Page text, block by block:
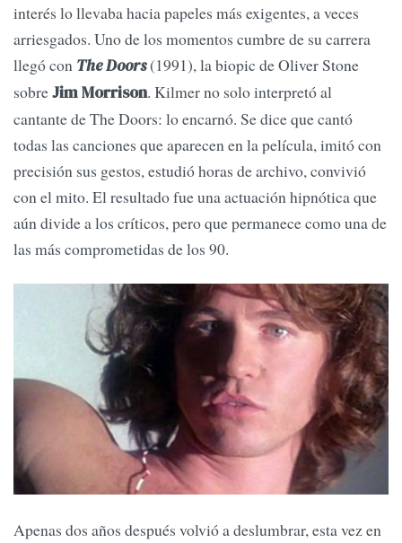
interés lo llevaba hacia papeles más exigentes, a veces
arriesgados. Uno de los momentos cumbre de su carrera
llegó con The Doors(1991), la biopic de Oliver Stone
sobreJim Morrison. Kilmer no solo interpretó al
cantante de The Doors: lo encarnó. Se dice que cantó
todas las canciones que aparecen en la película, imitó con
precisión sus gestos, estudió horas de archivo, convivió
con el mito. El resultado fue una actuación hipnótica que
aún divide a los críticos, pero que permanece como una de
las más comprometidas de los 90.
Apenas dos años después volvió a deslumbrar, esta vez en